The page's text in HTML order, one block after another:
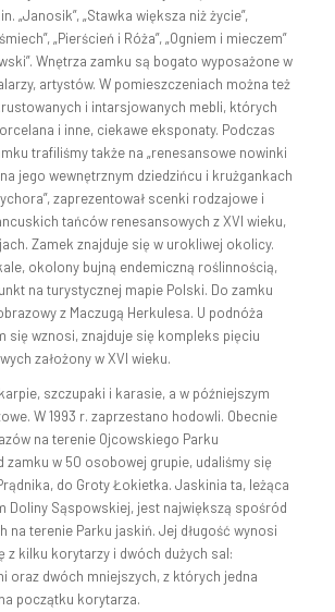
„Janosik”, „Stawka większa niż życie”,
„Pierścień i Róża”, „Ogniem i mieczem”
Wnętrza zamku są bogato wyposażone w
artystów. W pomieszczeniach można też
i intarsjowanych mebli, których
i inne, ciekawe eksponaty. Podczas
trafiliśmy także na „renesansowe nowinki
jego wewnętrznym dziedzińcu i krużgankach
zaprezentował scenki rodzajowe i
tańców renesansowych z XVI wieku,
Zamek znajduje się w urokliwej okolicy.
okolony bujną endemiczną roślinnością,
na turystycznej mapie Polski. Do zamku
z Maczugą Herkulesa. U podnóża
się wznosi, znajduje się kompleks pięciu
założony w XVI wieku.
szczupaki i karasie, a w późniejszym
W 1993 r. zaprzestano hodowli. Obecnie
na terenie Ojcowskiego Parku
zamku w 50 osobowej grupie, udaliśmy się
do Groty Łokietka. Jaskinia ta, leżąca
Doliny Sąspowskiej, jest największą spośród
na terenie Parku jaskiń. Jej długość wynosi
z kilku korytarzy i dwóch dużych sal:
oraz dwóch mniejszych, z których jedna
początku korytarza.